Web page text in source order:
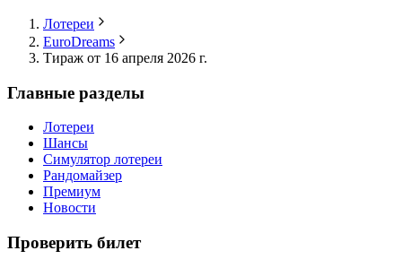
Лотереи
EuroDreams
Тираж от 16 апреля 2026 г.
Главные разделы
Лотереи
Шансы
Симулятор лотереи
Рандомайзер
Премиум
Новости
Проверить билет